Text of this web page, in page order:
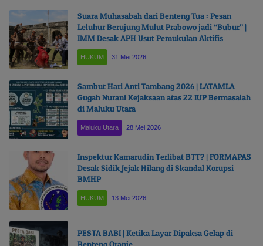
Suara Muhasabah dari Benteng Tua : Pesan
Leluhur Berujung Mulut Prabowo jadi “Bubur” |
IMM Desak APH Usut Pemukulan Aktifis
HUKUM 31 Mei 2026
Sambut Hari Anti Tambang 2026 | LATAMLA
Gugah Nurani Kejaksaan atas 22 IUP Bermasalah
di Maluku Utara
Maluku Utara 28 Mei 2026
Inspektur Kamarudin Terlibat BTT? | FORMAPAS
Desak Sidik Jejak Hilang di Skandal Korupsi
BMHP
HUKUM 13 Mei 2026
PESTA BABI | Ketika Layar Dipaksa Gelap di
Benteng Oranje